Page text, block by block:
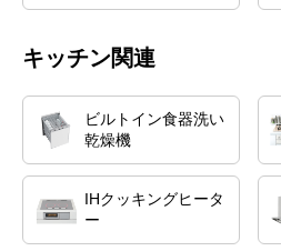
キッチン関連
ビルトイン食器洗い
乾燥機
IHクッキングヒータ
ー